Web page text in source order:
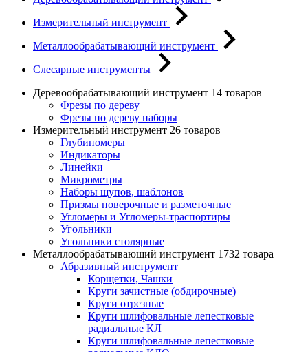
Измерительный инструмент
Металлообрабатывающий инструмент
Слесарные инструменты
Деревообрабатывающий инструмент 14 товаров
Фрезы по дереву
Фрезы по дереву наборы
Измерительный инструмент 26 товаров
Глубиномеры
Индикаторы
Линейки
Микрометры
Наборы щупов, шаблонов
Призмы поверочные и разметочные
Угломеры и Угломеры-траспортиры
Угольники
Угольники столярные
Металлообрабатывающий инструмент 1732 товара
Абразивный инструмент
Корщетки, Чашки
Круги зачистные (обдирочные)
Круги отрезные
Круги шлифовальные лепестковые
радиальные КЛ
Круги шлифовальные лепестковые